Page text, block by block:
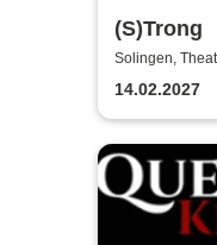
(S)Trong
Solingen,
14.02.2027